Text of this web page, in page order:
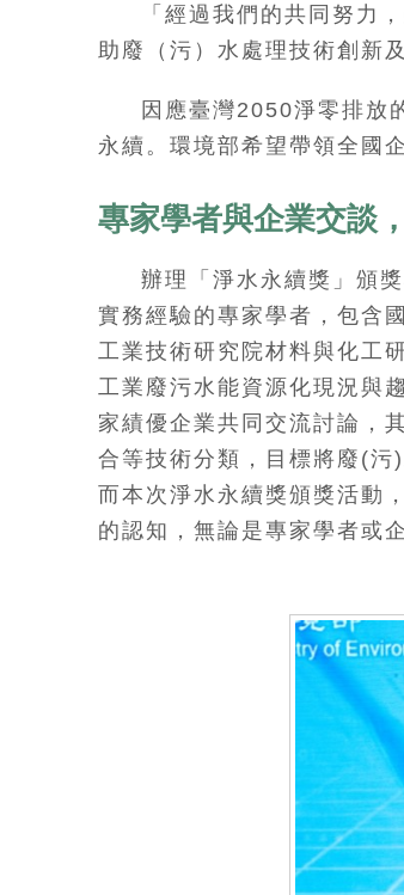
「經過我們的共同努力
助廢（污）水處理技術創新
因應臺灣2050淨零排放
永續。環境部希望帶領全國
專家學者與企業交談
辦理「淨水永續獎」頒
實務經驗的專家學者，包含
工業技術研究院材料與化工
工業廢污水能資源化現況與
家績優企業共同交流討論，
合等技術分類，目標將廢(污
而本次淨水永續獎頒獎活動
的認知，無論是專家學者或